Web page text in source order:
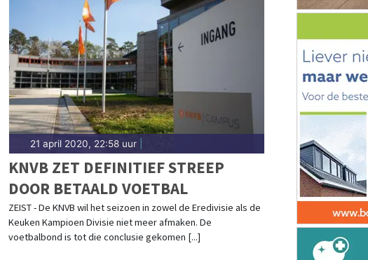
21 april 2020, 22:58 uur|
KNVB ZET DEFINITIEF STREEP
DOOR BETAALD VOETBAL
ZEIST - De KNVB wil het seizoen in zowel de Eredivisie als de
Keuken Kampioen Divisie niet meer afmaken. De
voetbalbond is tot die conclusie gekomen [...]